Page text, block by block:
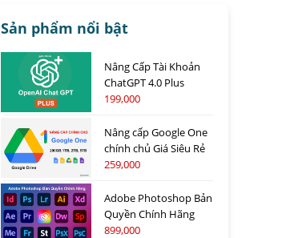
Sản phẩm nổi bật
Nâng Cấp Tài Khoản
ChatGPT 4.0 Plus
199,000
Nâng cấp Google One
chính chủ Giá Siêu Rẻ
259,000
Adobe Photoshop Bản
Quyền Chính Hãng
899,000